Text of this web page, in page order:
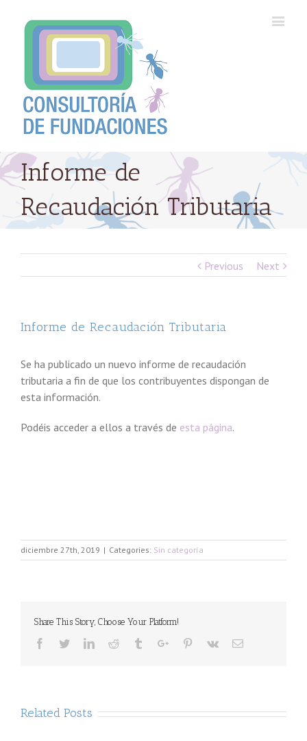
Informe de
Recaudación Tributaria
Previous Next
Informe de Recaudación Tributaria
Se ha publicado un nuevo informe de recaudación
tributaria a fin de que los contribuyentes dispongan de
esta información.
Podéis acceder a ellos a través de esta página.
diciembre 27th, 2019 | Categories: Sin categoría
Share This Story, Choose Your Platform!
Facebook
TwitterLinkedinReddit TumblrGoogle+Pinterest
Vk Email
Related Posts